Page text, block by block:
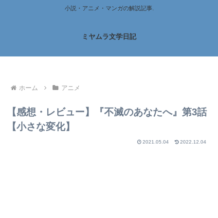
小説・アニメ・マンガの解説記事.
ミヤムラ文学日記
ホーム アニメ
【感想・レビュー】『不滅のあなたへ』第3話
【小さな変化】
2021.05.04 2022.12.04